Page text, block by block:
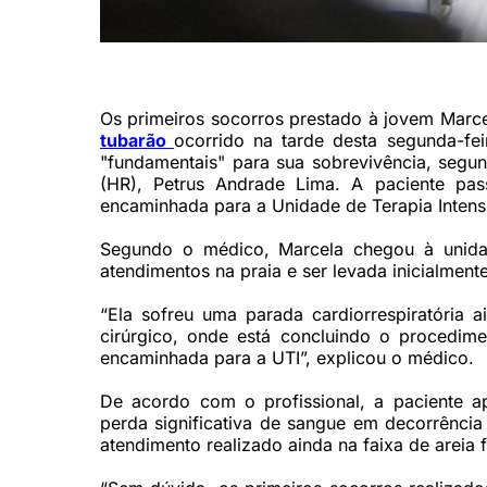
Os primeiros socorros prestado à jovem
tubarãoocorrido na tarde desta segunda-
"fundamentais" para sua sobrevivência,
(HR), Petrus Andrade Lima. A paciente
encaminhada para a Unidade de Terapia
Segundo o médico, Marcela chegou à
atendimentos na praia e ser levada
“Ela sofreu uma parada
cirúrgico, onde está concluindo o
encaminhada para a UTI”, explicou o médico.
De acordo com o profissional, a paciente
perda significativa de sangue em
atendimento realizado ainda na faixa de